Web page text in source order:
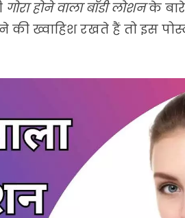
गोरा होने वाला बॉडी लोशनके
की ख्वाहिश रखते हैं तो इस